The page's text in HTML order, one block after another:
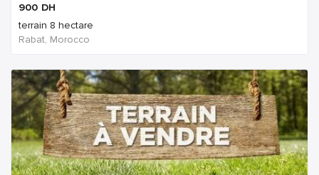
900 DH
terrain 8 hectare
Rabat, Morocco